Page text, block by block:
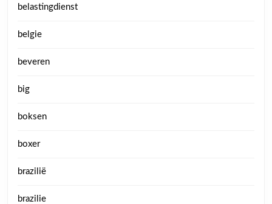
belastingdienst
belgie
beveren
big
boksen
boxer
brazilië
brazilie